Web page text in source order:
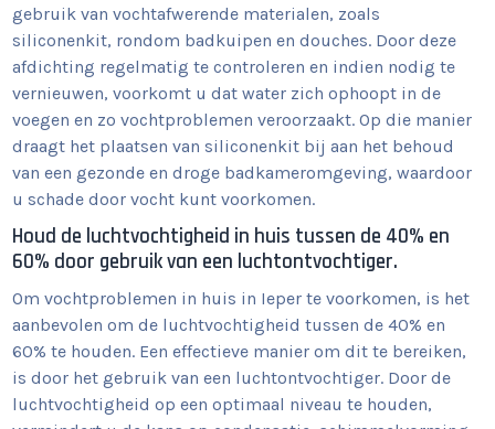
gebruik van vochtafwerende materialen, zoals
siliconenkit, rondom badkuipen en douches. Door deze
afdichting regelmatig te controleren en indien nodig te
vernieuwen, voorkomt u dat water zich ophoopt in de
voegen en zo vochtproblemen veroorzaakt. Op die manier
draagt het plaatsen van siliconenkit bij aan het behoud
van een gezonde en droge badkameromgeving, waardoor
u schade door vocht kunt voorkomen.
Houd de luchtvochtigheid in huis tussen de 40% en
60% door gebruik van een luchtontvochtiger.
Om vochtproblemen in huis in Ieper te voorkomen, is het
aanbevolen om de luchtvochtigheid tussen de 40% en
60% te houden. Een effectieve manier om dit te bereiken,
is door het gebruik van een luchtontvochtiger. Door de
luchtvochtigheid op een optimaal niveau te houden,